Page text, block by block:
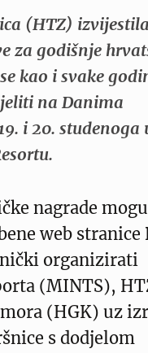
(HTZ)
za godišnje
kao i svake
na Danima
i 20. studenoga
nagrade
web stranice
organizirati
(MINTS),
(HGK) uz
s dodjelom